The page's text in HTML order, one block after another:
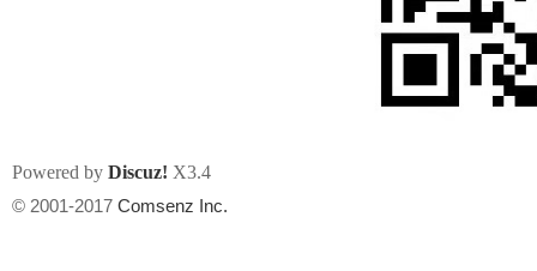
州
Powered by Discuz! X3.4
© 2001-2017 Comsenz Inc.